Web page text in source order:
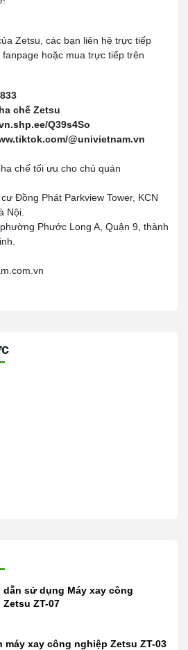
Zetsu, các bạn liên hệ trực tiếp
hoặc mua trực tiếp trên
chế Zetsu
Q39s4So
@univietnam.vn
chế tối ưu cho chủ quán
Đồng Phát Parkview Tower, KCN
Nội.
Phước Long A, Quận 9, thành
dẫn sử dụng Máy xay công
Zetsu ZT-07
máy xay công nghiệp Zetsu ZT-03